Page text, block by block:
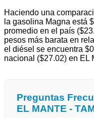
Haciendo una
la gasolina Magna está
promedio en el país
pesos más barata en
el diésel se encuentra
nacional ($27.02) en EL
Preguntas
EL MANTE -